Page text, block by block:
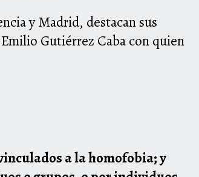
y Madrid, destacan sus
Gutiérrez Caba con quien
a la homofobia; y